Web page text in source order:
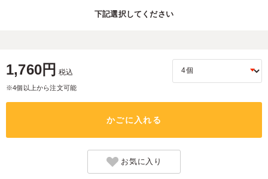
下記選択してください
1,760円 税込
※4個以上から注文可能
かごに入れる
お気に入り